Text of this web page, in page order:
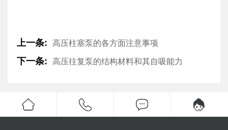
上一条: 高压柱塞泵的各方面注意事项
下一条: 高压往复泵的结构材料和其自吸能力